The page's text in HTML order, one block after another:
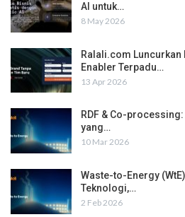
AI untuk…
8 May 2026
Ralali.com Luncurkan
Enabler Terpadu…
13 Apr 2026
RDF & Co-
yang…
10 Mar 2026
Waste-to-Energy
Teknologi,…
2 Feb 2026